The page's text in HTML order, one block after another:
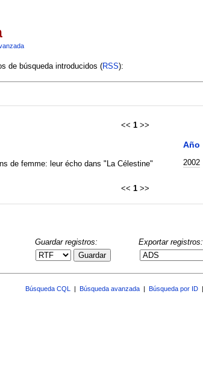
de búsqueda introducidos (RSS):
<< 1 >>
Año
de femme: leur écho dans "La Célestine" 2002
<< 1 >>
Guardar registros:
Guardar
Exportar registros:
Búsqueda CQL Búsqueda avanzada Búsqueda por ID